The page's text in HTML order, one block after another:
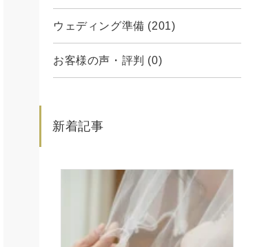
ウェディング準備 (201)
お客様の声・評判 (0)
新着記事